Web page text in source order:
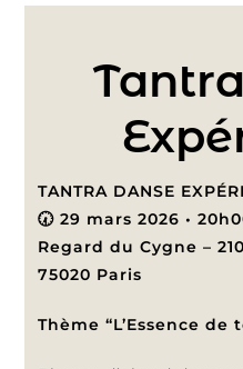
TANTRA DANSE
🕢 29 mars 2026 •
Regard du Cygne –
75020 Paris
Thème “L’Essence de